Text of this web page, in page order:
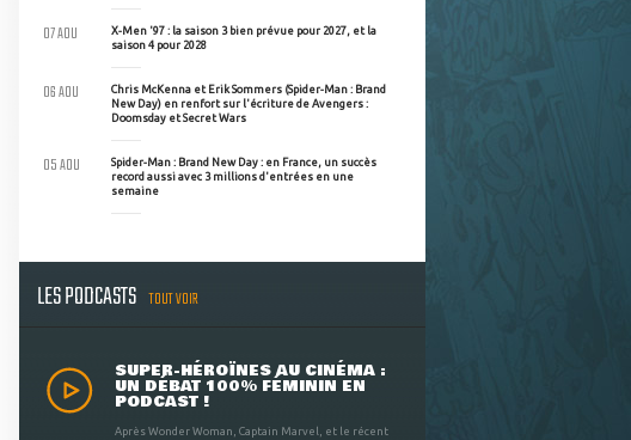
X-Men '97 : la saison 3 bien prévue pour 2027, et la
saison 4 pour 2028
07 AOU
Chris McKenna et Erik Sommers (Spider-Man : Brand
New Day) en renfort sur l'écriture de Avengers :
Doomsday et Secret Wars
06 AOU
Spider-Man : Brand New Day : en France, un succès
record aussi avec 3 millions d'entrées en une
semaine
05 AOU
LES PODCASTS TOUT VOIR
SUPER-HÉROÏNES AU CINÉMA :
UN DÉBAT 100% FÉMININ EN
PODCAST !
Après Wonder Woman, Captain Marvel, et le récent